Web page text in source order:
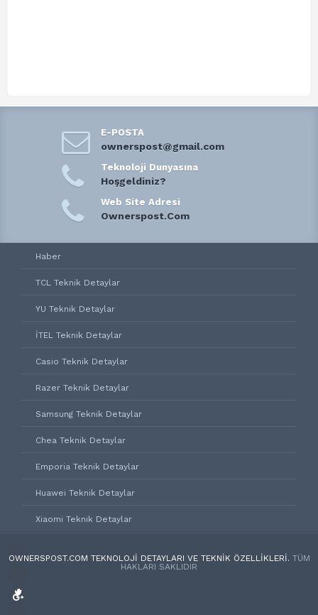
E-POSTA
ownerspost@gmail.com
Teknoloji Dunyasına
Hoşgeldiniz?
Web Site Adresi
Ownerspost.Com
Haber
TCL Teknik Detaylar
YU Teknik Detaylar
İTEL Teknik Detaylar
Casio Teknik Detaylar
Razer Teknik Detaylar
Samsung Teknik Detaylar
Chea Teknik Detaylar
Emporia Teknik Detaylar
Huawei Teknik Detaylar
Xiaomi Teknik Detaylar
OWNERSPOST.COM TEKNOLOJI DETAYLARI VE TEKNIK ÖZELLIKLERI. TÜM
HAKLARI SAKLIDIR